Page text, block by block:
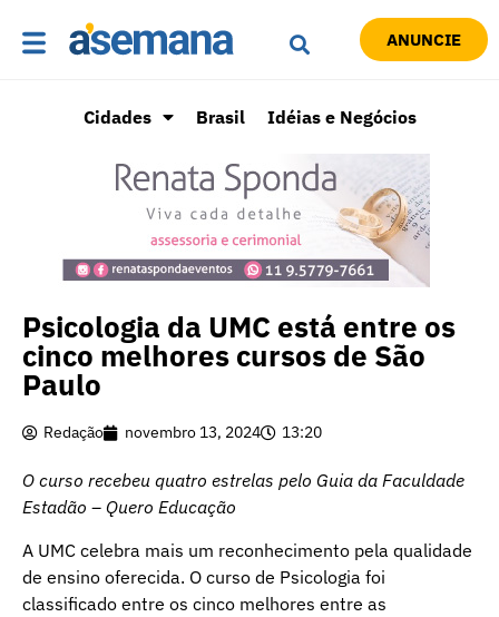
ANUNCIE
Cidades Brasil Idéias e Negócios
Psicologia da UMC está entre os
cinco melhores cursos de São
Paulo
Redação novembro 13, 2024 13:20
O curso recebeu quatro estrelas pelo Guia da Faculdade
Estadão – Quero Educação
A UMC celebra mais um reconhecimento pela qualidade
de ensino oferecida. O curso de Psicologia foi
classificado entre os cinco melhores entre as